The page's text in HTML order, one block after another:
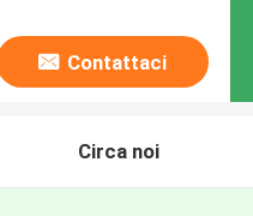
Contattaci
Circa noi